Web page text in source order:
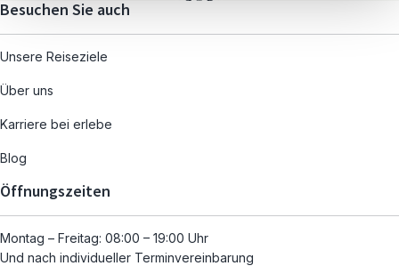
Besuchen Sie auch
Unsere Reiseziele
Über uns
Karriere bei erlebe
Blog
Öffnungszeiten
Montag – Freitag: 08:00 – 19:00 Uhr
Und nach individueller Terminvereinbarung